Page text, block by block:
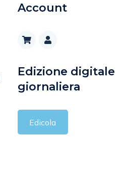
Account
Edizione digitale
giornaliera
Edicola